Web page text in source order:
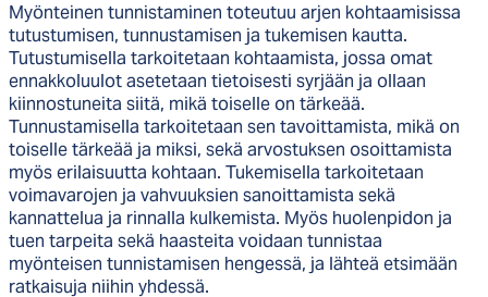
Myönteinen tunnistaminen toteutuu arjen kohtaamisissa
tutustumisen, tunnustamisen ja tukemisen kautta.
Tutustumisella tarkoitetaan kohtaamista, jossa omat
ennakkoluulot asetetaan tietoisesti syrjään ja ollaan
kiinnostuneita siitä, mikä toiselle on tärkeää.
Tunnustamisella tarkoitetaan sen tavoittamista, mikä on
toiselle tärkeää ja miksi, sekä arvostuksen osoittamista
myös erilaisuutta kohtaan. Tukemisella tarkoitetaan
voimavarojen ja vahvuuksien sanoittamista sekä
kannattelua ja rinnalla kulkemista. Myös huolenpidon ja
tuen tarpeita sekä haasteita voidaan tunnistaa
myönteisen tunnistamisen hengessä, ja lähteä etsimään
ratkaisuja niihin yhdessä.